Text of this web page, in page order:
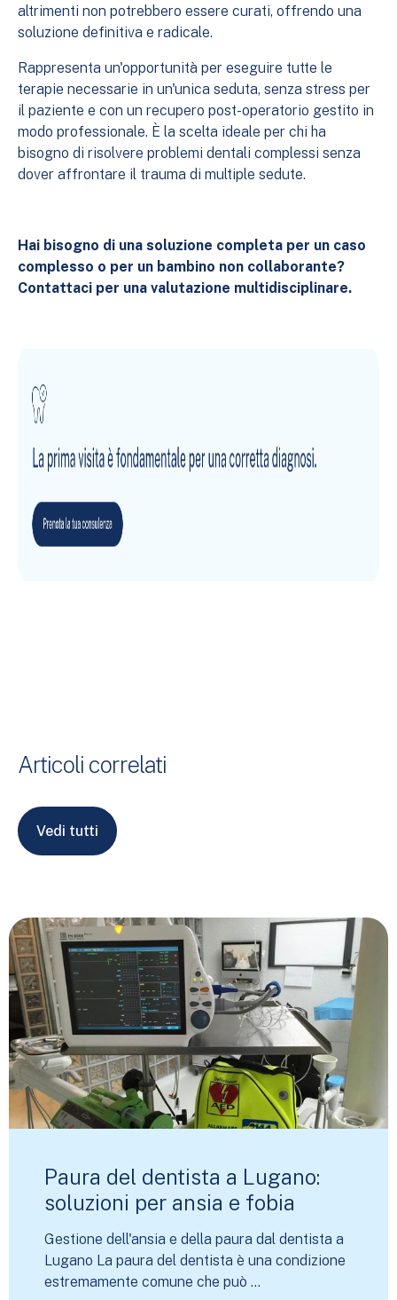
altrimenti non potrebbero essere curati, offrendo una
soluzione definitiva e radicale.
Rappresenta un'opportunità per eseguire tutte le
terapie necessarie in un'unica seduta, senza stress per
il paziente e con un recupero post-operatorio gestito in
modo professionale. È la scelta ideale per chi ha
bisogno di risolvere problemi dentali complessi senza
dover affrontare il trauma di multiple sedute.
Hai bisogno di una soluzione completa per un caso
complesso o per un bambino non collaborante?
Contattaci per una valutazione multidisciplinare.
Articoli correlati
Vedi tutti
Paura del dentista a Lugano:
soluzioni per ansia e fobia
Gestione dell'ansia e della paura dal dentista a
Lugano La paura del dentista è una condizione
estremamente comune che può ...